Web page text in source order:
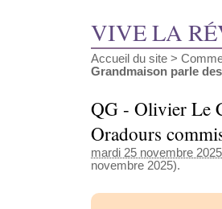
VIVE LA
Accueil du site >
Grandmaison parle
QG - Olivier Le
Oradours
mardi 25 novembre 2025
novembre 2025).